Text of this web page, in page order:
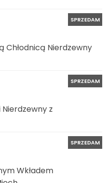
SPRZEDAM
Chłodnicą Nierdzewny
SPRZEDAM
z
SPRZEDAM
Wkładem